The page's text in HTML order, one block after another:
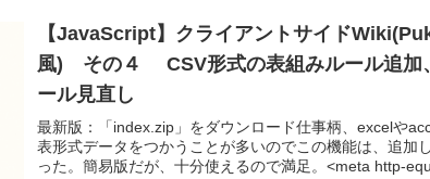
【JavaScript】クライアントサイド
風) その４ CSV形式の表組みルール追加
ール見直し
最新版：「index.zip」をダウンロード仕事柄、excelや
表形式データをつかうことが多いのでこの機能は、追加
った。簡易版だが、十分使えるので満足。<meta http-